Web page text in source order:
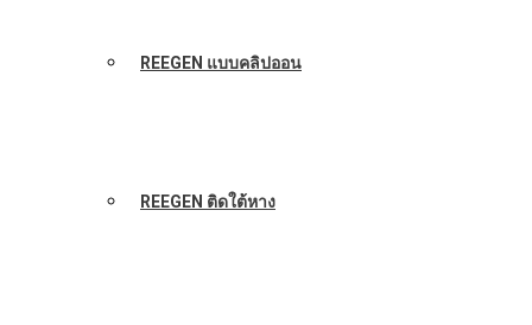
REEGEN แบบคลิปออน
REEGEN ติดใต้หาง